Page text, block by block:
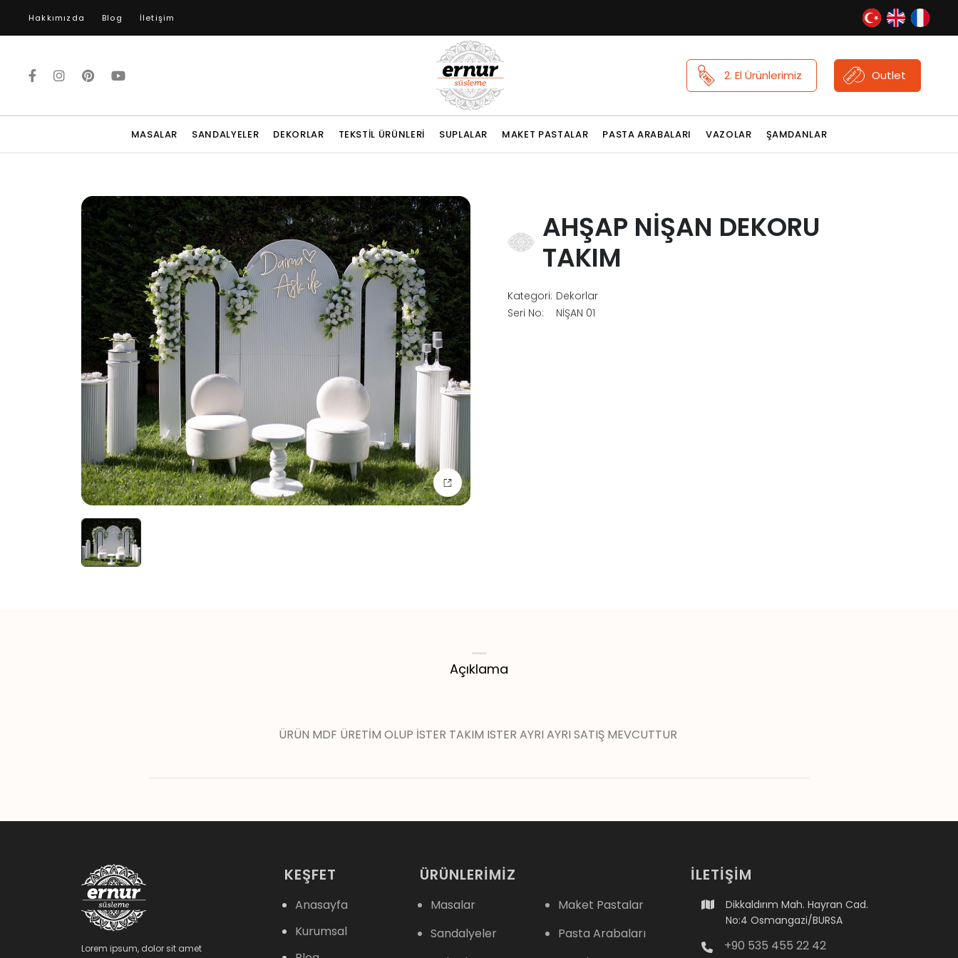
Hakkımızda Blog İletişim
2. El Ürünlerimiz Outlet
MASALAR SANDALYELER DEKORLAR TEKSTIL ÜRÜNLERI SUPLALAR MAKET PASTALAR PASTA ARABALARI VAZOLAR ŞAMDANLAR
AHŞAP NİŞAN DEKORU
TAKIM
Kategori: Dekorlar
Seri No:
NİŞAN 01
Açıklama
ÜRÜN MDF ÜRETİM OLUP İSTER TAKIM ISTER AYRI AYRI SATIŞ MEVCUTTUR
Lorem ipsum, dolor sit amet
KEŞFET
Anasayfa
Kurumsal
ÜRÜNLERİMİZ
Masalar
Sandalyeler
Maket Pastalar
Pasta Arabaları
İLETİŞİM
Dikkaldırım Mah. Hayran Cad.
No:4 Osmangazi/BURSA
+90 535 455 22 42